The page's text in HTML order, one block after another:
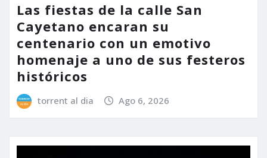
Las fiestas de la calle San
Cayetano encaran su
centenario con un emotivo
homenaje a uno de sus festeros
históricos
torrent al dia Ago 6, 2026